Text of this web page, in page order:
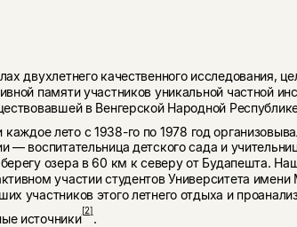
двухлетнего качественного исследова­ния,
памяти участников уни­кальной частной
в Венгерской Народной
каждое лето с 1938-го по 1978 год
— воспитательница детского сада и
озера в 60 км к северу от Будапешта.
участии сту­дентов Университета имени
участников этого летнего отдыха и
источники
[2]
.